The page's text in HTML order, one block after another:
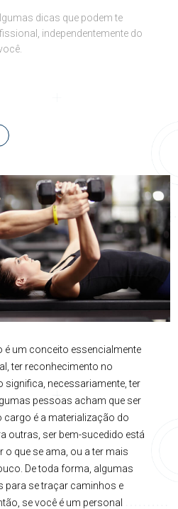
dicas que podem te
independentemente do
é um conceito essencialmente
ter reconhecimento no
significa, necessariamente, ter
pessoas acham que ser
é a materialização do
outras, ser bem-sucedido está
que se ama, ou a ter mais
De toda forma, algumas
para se traçar caminhos e
se você é um personal